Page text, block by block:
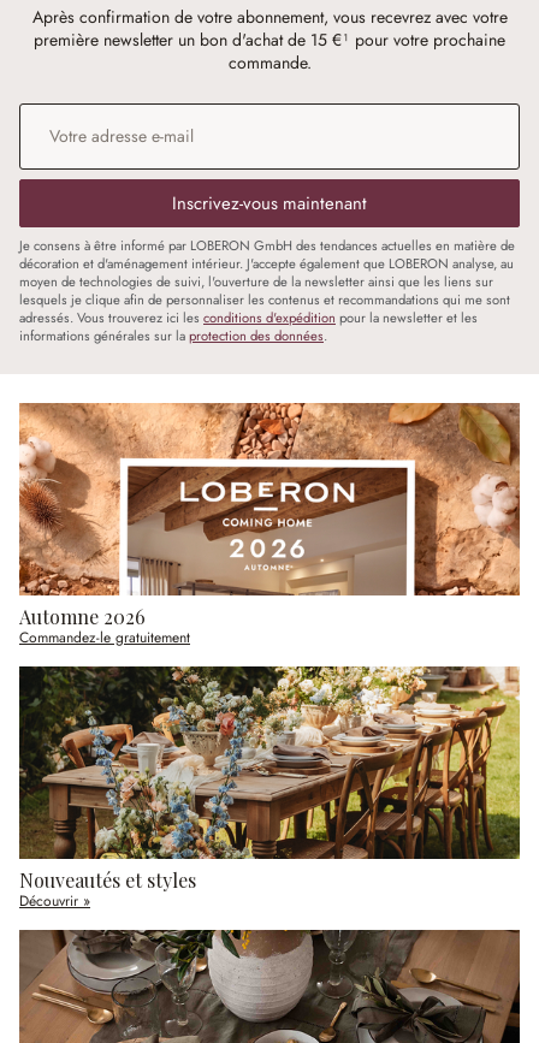
Après confirmation de votre abonnement, vous recevrez avec votre
première newsletter un bon d'achat de 15 €¹ pour votre prochaine
commande.
Adresse e-mail
Inscrivez-vous maintenant
Je consens à être informé par LOBERON GmbH des tendances actuelles en matière de
décoration et d'aménagement intérieur. J'accepte également que LOBERON analyse, au
moyen de technologies de suivi, l'ouverture de la newsletter ainsi que les liens sur
lesquels je clique afin de personnaliser les contenus et recommandations qui me sont
adressés. Vous trouverez ici les conditions d'expédition pour la newsletter et les
informations générales sur laprotection des données.
Automne 2026
Commandez-le gratuitement
Nouveautés et styles
Découvrir »